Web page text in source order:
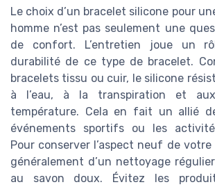
Le choix d’un bracelet silicone pour
homme n’est pas seulement une
de confort. L’entretien joue un
durabilité de ce type de bracelet.
bracelets tissu ou cuir, le silicone
à l’eau, à la transpiration et
température. Cela en fait un allié
événements sportifs ou les
Pour conserver l’aspect neuf de
généralement d’un nettoyage
au savon doux. Évitez les